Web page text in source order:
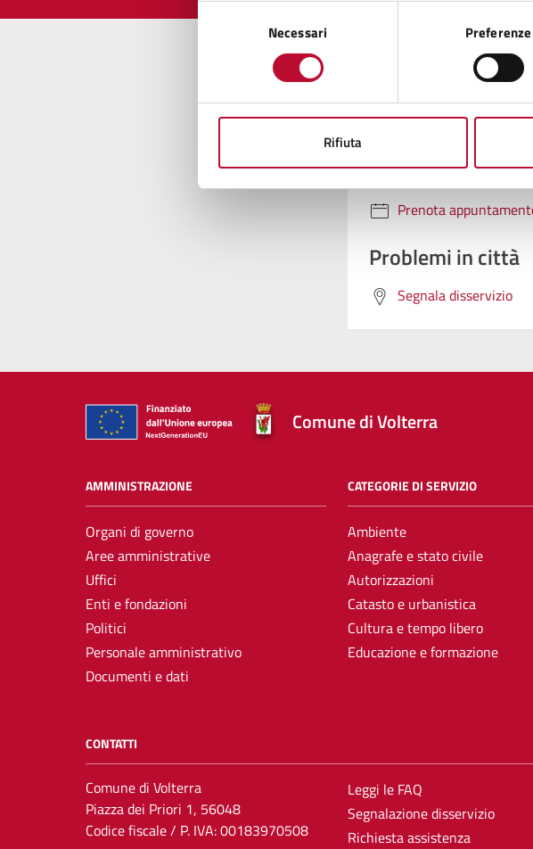
Necessari Preferenze
Rifiuta
Contatta il
Leggi le domande
Richiedi assistenza
Prenota
Problemi in città
Segnala disservizio
Comune di Volterra
AMMINISTRAZIONE
Organi di governo
Aree amministrative
Uffici
Enti e fondazioni
Politici
Personale amministrativo
Documenti e dati
CATEGORIE DI SERVIZIO
Ambiente
Anagrafe e stato civile
Autorizzazioni
Catasto e urbanistica
Cultura e tempo libero
Educazione e formazione
CONTATTI
Comune di Volterra
Piazza dei Priori 1, 56048
Codice fiscale / P. IVA: 00183970508
Leggi le FAQ
Segnalazione disservizio
Richiesta assistenza